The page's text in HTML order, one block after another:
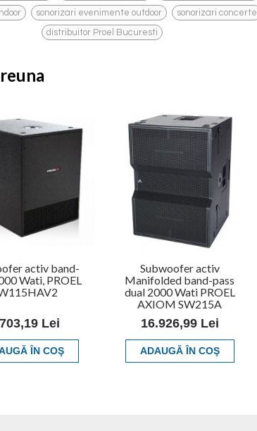
sonorizari evenimente outdoor sonorizari concerte
distribuitor Proel Bucuresti
activ band-
Wati, PROEL
Lei
ÎN COŞ
Subwoofer activ
Manifolded band-pass
dual 2000 Wati PROEL
AXIOM SW215A
16.926,99 Lei
ADAUGĂ ÎN COŞ